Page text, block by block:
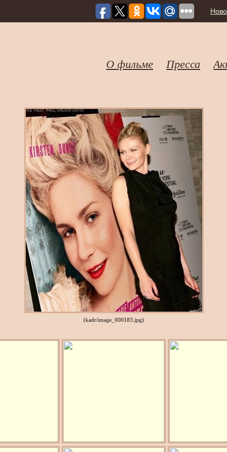
О фильме Пресса
(kadr/image_000183.jpg)